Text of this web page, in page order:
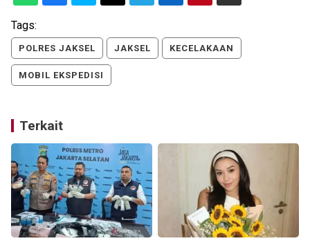
Tags:
POLRES JAKSEL JAKSEL KECELAKAAN
MOBIL EKSPEDISI
Terkait